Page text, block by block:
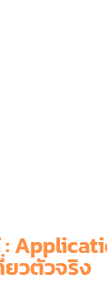
:
วตัวจริง